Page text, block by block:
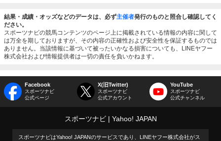
結果・成績・オッズなどのデータは、必ず主催者発行のものと照合し確認してく
ださい。
スポーツナビの競馬コンテンツのページ上に掲載されている情報の内容に関して
は万全を期しておりますが、その内容の正確性および安全性を保証するものでは
ありません。当該情報に基づいて被ったいかなる損害についても、LINEヤフー
株式会社および情報提供者は一切の責任を負いかねます。
Facebook
スポーツナビ
公式ページ
X(旧Twitter)
スポーツナビ
公式アカウント
YouTube
スポーツナビ
公式チャンネル
スポーツナビ Yahoo! JAPAN
スポーツナビはYahoo! JAPANのサービスであり、LINEヤフー株式会社がス